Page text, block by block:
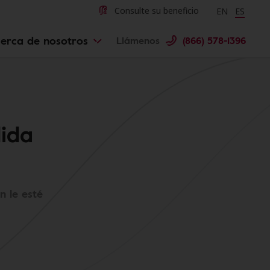
Consulte su beneficio EN ES
de nosotros Llámenos (866) 578-1396